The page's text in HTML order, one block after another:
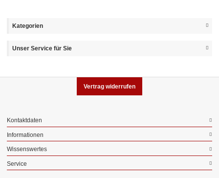
Kategorien
Unser Service für Sie
Vertrag widerrufen
Kontaktdaten
Informationen
Wissenswertes
Service